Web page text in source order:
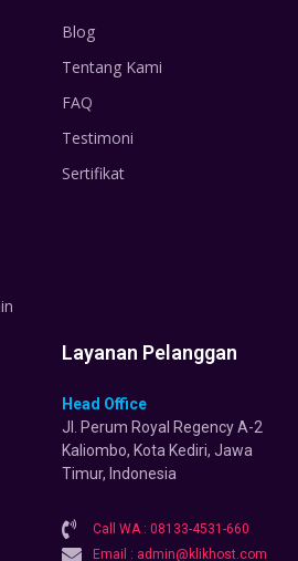
Blog
Tentang Kami
FAQ
Testimoni
Sertifikat
Layanan Pelanggan
Head Office
Jl. Perum Royal Regency A-2
Kaliombo, Kota Kediri, Jawa
Timur, Indonesia
Call WA : 08133-4531-660
Email : admin@klikhost.com